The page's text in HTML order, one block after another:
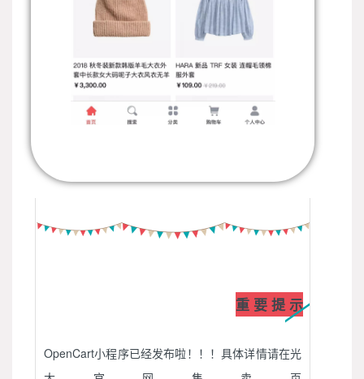
重 要 提 示
OpenCart小程序已经发布啦！！！具体详情请在光